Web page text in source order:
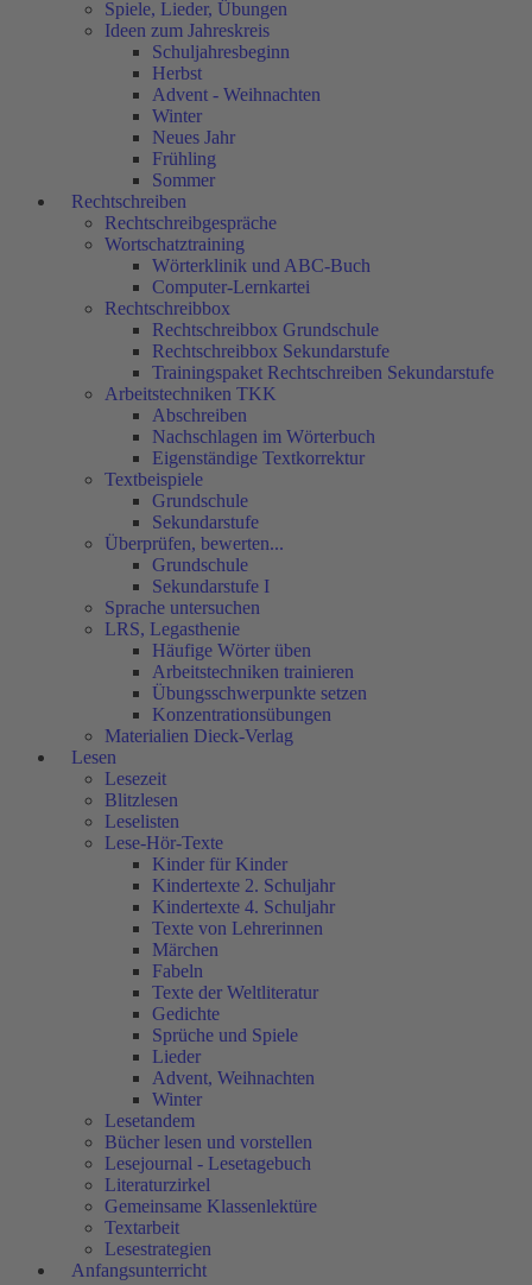
Spiele, Lieder, Übungen
Ideen zum Jahreskreis
Schuljahresbeginn
Herbst
Advent - Weihnachten
Winter
Neues Jahr
Frühling
Sommer
Rechtschreiben
Rechtschreibgespräche
Wortschatztraining
Wörterklinik und ABC-Buch
Computer-Lernkartei
Rechtschreibbox
Rechtschreibbox Grundschule
Rechtschreibbox Sekundarstufe
Trainingspaket Rechtschreiben Sekundarstufe
Arbeitstechniken TKK
Abschreiben
Nachschlagen im Wörterbuch
Eigenständige Textkorrektur
Textbeispiele
Grundschule
Sekundarstufe
Überprüfen, bewerten...
Grundschule
Sekundarstufe I
Sprache untersuchen
LRS, Legasthenie
Häufige Wörter üben
Arbeitstechniken trainieren
Übungsschwerpunkte setzen
Konzentrationsübungen
Materialien Dieck-Verlag
Lesen
Lesezeit
Blitzlesen
Leselisten
Lese-Hör-Texte
Kinder für Kinder
Kindertexte 2. Schuljahr
Kindertexte 4. Schuljahr
Texte von Lehrerinnen
Märchen
Fabeln
Texte der Weltliteratur
Gedichte
Sprüche und Spiele
Lieder
Advent, Weihnachten
Winter
Lesetandem
Bücher lesen und vorstellen
Lesejournal - Lesetagebuch
Literaturzirkel
Gemeinsame Klassenlektüre
Textarbeit
Lesestrategien
Anfangsunterricht